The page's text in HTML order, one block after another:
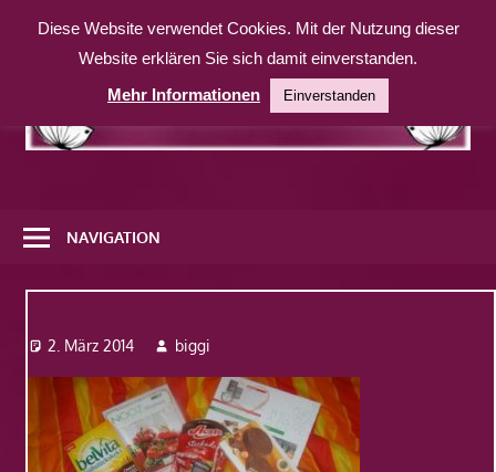
Inhalt
weitere
Website
NAVIGATION
2. März 2014 biggi
Diese Website verwendet Cookies. Mit der Nutzung dieser
Website erklären Sie sich damit einverstanden.
Mehr Informationen
Einverstanden